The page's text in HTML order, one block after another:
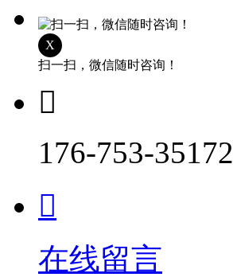
X
扫一扫，微信随时咨询！

176-753-35172

在线留言